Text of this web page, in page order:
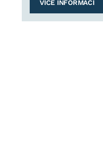
VÍCE INFORMACÍ